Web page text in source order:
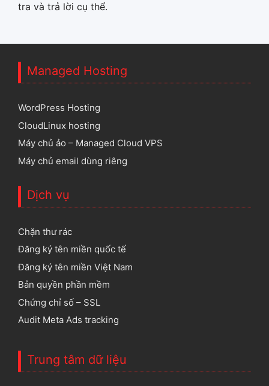
tra và trả lời cụ thể.
Managed Hosting
WordPress Hosting
CloudLinux hosting
Máy chủ ảo – Managed Cloud VPS
Máy chủ email dùng riêng
Dịch vụ
Chặn thư rác
Đăng ký tên miền quốc tế
Đăng ký tên miền Việt Nam
Bản quyền phần mềm
Chứng chỉ số – SSL
Audit Meta Ads tracking
Trung tâm dữ liệu